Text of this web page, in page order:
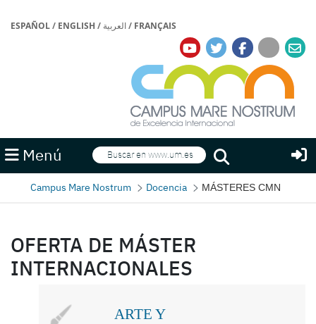
ESPAÑOL/ ENGLISH / العربية/ FRANÇAIS
Menú Buscar
Buscar
Campus Mare Nostrum Docencia MÁSTERES CMN
OFERTA DE MÁSTER
INTERNACIONALES
ARTE Y